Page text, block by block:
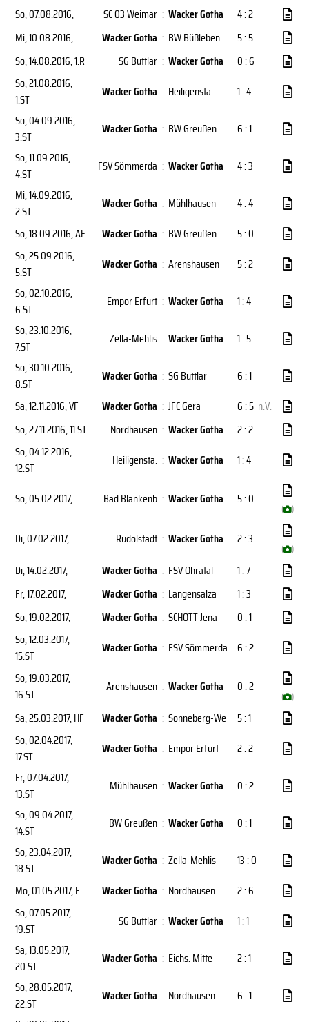
So, 07.08.2016, SC 03 Weimar : Wacker Gotha
4 : 2
Mi, 10.08.2016, Wacker Gotha : BW Büßleben
5 : 5
So, 14.08.2016, 1.R SG Buttlar : Wacker Gotha
0 : 6
So, 21.08.2016,
1.ST
Wacker Gotha : Heiligensta.
1 : 4
So, 04.09.2016,
3.ST
Wacker Gotha : BW Greußen
6 : 1
So, 11.09.2016,
4.ST
FSV Sömmerda : Wacker Gotha
4 : 3
Mi, 14.09.2016,
2.ST
Wacker Gotha : Mühlhausen
4 : 4
So, 18.09.2016, AF Wacker Gotha : BW Greußen
5 : 0
So, 25.09.2016,
5.ST
Wacker Gotha : Arenshausen
5 : 2
So, 02.10.2016,
6.ST
Empor Erfurt : Wacker Gotha
1 : 4
So, 23.10.2016,
7.ST
Zella-Mehlis : Wacker Gotha
1 : 5
So, 30.10.2016,
8.ST
Wacker Gotha : SG Buttlar
6 : 1
Sa, 12.11.2016, VF Wacker Gotha : JFC Gera 6 : 5 n.V.
So, 27.11.2016, 11.ST Nordhausen : Wacker Gotha
2 : 2
So, 04.12.2016,
12.ST
Heiligensta. : Wacker Gotha 1 : 4
So, 05.02.2017, Bad Blankenb : Wacker Gotha 5 : 0
( )
Di, 07.02.2017, Rudolstadt : Wacker Gotha 2 : 3
( )
Di, 14.02.2017, Wacker Gotha : FSV Ohratal
1 : 7
Fr, 17.02.2017, Wacker Gotha : Langensalza
1 : 3
So, 19.02.2017, Wacker Gotha : SCHOTT Jena
0 : 1
So, 12.03.2017,
15.ST
Wacker Gotha : FSV Sömmerda 6 : 2
So, 19.03.2017,
16.ST
Arenshausen : Wacker Gotha 0 : 2
( )
Sa, 25.03.2017, HF Wacker Gotha : Sonneberg-We
5 : 1
So, 02.04.2017,
17.ST
Wacker Gotha : Empor Erfurt
2 : 2
Fr, 07.04.2017,
13.ST
Mühlhausen : Wacker Gotha
0 : 2
So, 09.04.2017,
14.ST
BW Greußen : Wacker Gotha
0 : 1
So, 23.04.2017,
18.ST
Wacker Gotha : Zella-Mehlis
13 : 0
Mo, 01.05.2017, F Wacker Gotha : Nordhausen
2 : 6
So, 07.05.2017,
19.ST
SG Buttlar : Wacker Gotha
1 : 1
Sa, 13.05.2017,
20.ST
Wacker Gotha : Eichs. Mitte
2 : 1
So, 28.05.2017,
22.ST
Wacker Gotha : Nordhausen
6 : 1